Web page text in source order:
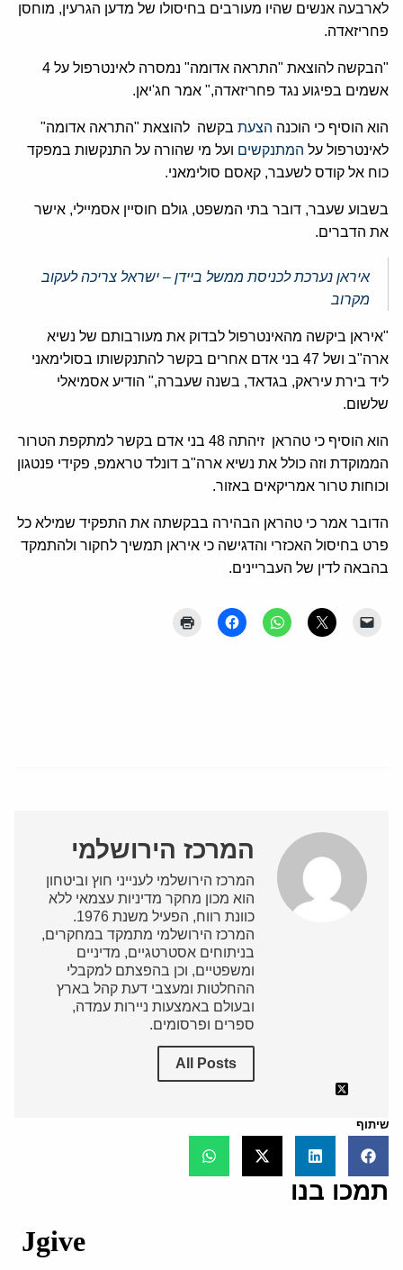
לארבעה אנשים שהיו מעורבים בחיסולו של מדען הגרעין, מוחסן
פחריזאדה.
"הבקשה להוצאת "התראה אדומה" נמסרה לאינטרפול על 4
אשמים בפיגוע נגד פחריזאדה," אמר חג'יאן.
הוא הוסיף כי הוכנה הצעת בקשה להוצאת "התראה אדומה"
לאינטרפול על המתנקשים ועל מי שהורה על התנקשות במפקד
כוח אל קודס לשעבר, קאסם סולימאני.
בשבוע שעבר, דובר בתי המשפט, גולם חוסיין אסמיילי, אישר
את הדברים.
איראן נערכת לכניסת ממשל ביידן – ישראל צריכה לעקוב
מקרוב
"איראן ביקשה מהאינטרפול לבדוק את מעורבותם של נשיא
ארה"ב ושל 47 בני אדם אחרים בקשר להתנקשותו בסולימאני
ליד בירת עיראק, בגדאד, בשנה שעברה," הודיע ​​אסמיאלי
שלשום.
הוא הוסיף כי טהראן זיהתה 48 בני אדם בקשר למתקפת הטרור
הממוקדת וזה כולל את נשיא ארה"ב דונלד טראמפ, פקידי פנטגון
וכוחות טרור אמריקאים באזור.
הדובר אמר כי טהראן הבהירה בבקשתה את התפקיד שמילא כל
פרט בחיסול האכזרי והדגישה כי איראן תמשיך לחקור ולהתמקד
בהבאה לדין של העבריינים.
המרכז הירושלמי
המרכז הירושלמי לענייני חוץ וביטחון
הוא מכון מחקר מדיניות עצמאי ללא
כוונת רווח, הפעיל משנת 1976.
המרכז הירושלמי מתמקד במחקרים,
בניתוחים אסטרטגיים, מדיניים
ומשפטיים, וכן בהפצתם למקבלי
ההחלטות ומעצבי דעת קהל בארץ
ובעולם באמצעות ניירות עמדה,
ספרים ופרסומים.
All Posts
שיתוף
תמכו בנו